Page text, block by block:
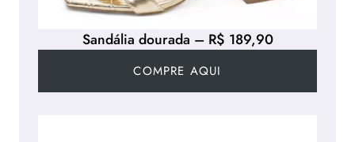
Sandália dourada – R$ 189,90
COMPRE AQUI